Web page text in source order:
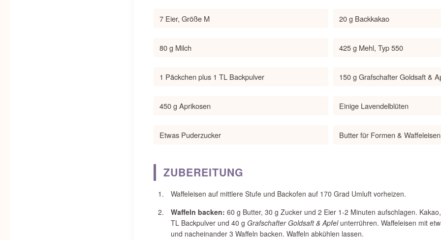
7 Eier, Größe M 20 g Backkakao
80 g Milch 425 g Mehl, Typ 550
1 Päckchen plus 1 TL Backpulver 150 g Grafschafter Goldsaft &
450 g Aprikosen Einige Lavendelblüten
Etwas Puderzucker Butter für Formen & Waffeleisen
ZUBEREITUNG
Waffeleisen auf mittlere Stufe und Backofen auf 170 Grad Umluft vorheizen.
Waffeln backen: 60 g Butter, 30 g Zucker und 2 Eier 1-2 Minuten aufschlagen.
TL Backpulver und 40 g Grafschafter Goldsaft & Apfelunterrühren. Waffeleisen mit
und nacheinander 3 Waffeln backen. Waffeln abkühlen lassen.